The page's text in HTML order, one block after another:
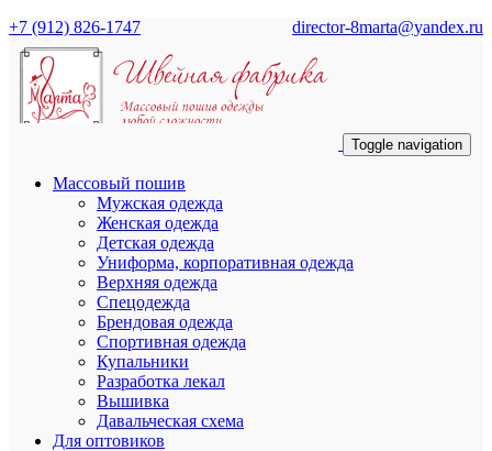
+7 (912) 826-1747
director-8marta@yandex.ru
Toggle navigation
Массовый пошив
Мужская одежда
Женская одежда
Детская одежда
Униформа, корпоративная одежда
Верхняя одежда
Спецодежда
Брендовая одежда
Спортивная одежда
Купальники
Разработка лекал
Вышивка
Давальческая схема
Для оптовиков